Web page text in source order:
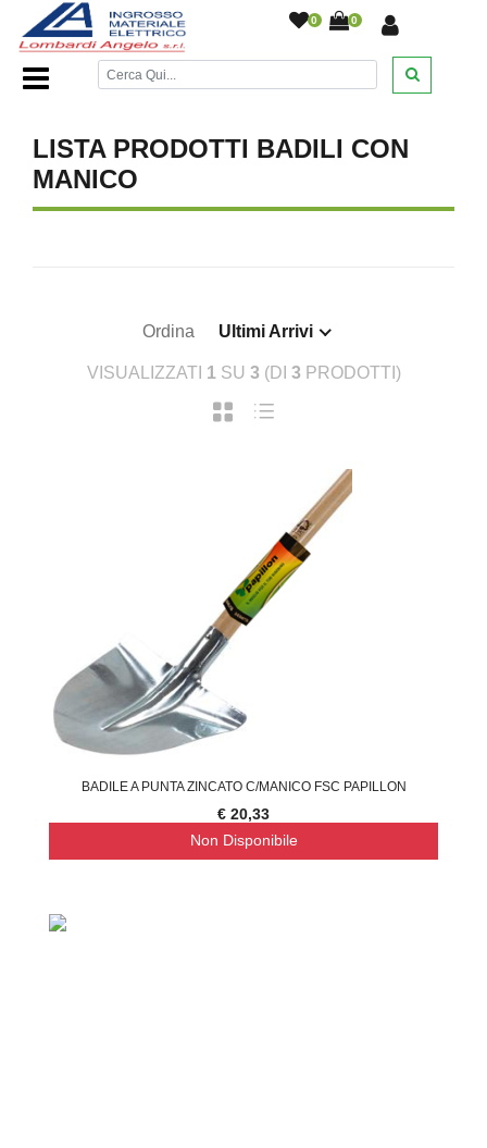
0 0
Home Page/DESANTIS/////
LISTA PRODOTTI BADILI CON
MANICO
Ordina Ultimi Arrivi
VISUALIZZATI 1 SU 3 (DI 3 PRODOTTI)
BADILE A PUNTA ZINCATO C/MANICO FSC PAPILLON
€ 20,33
Non Disponibile